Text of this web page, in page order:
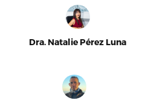
Dra. Natalie Pérez Luna